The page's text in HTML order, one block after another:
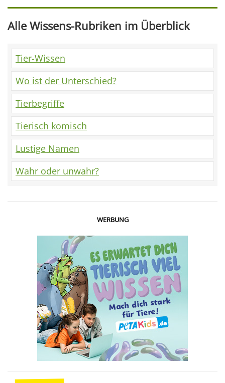
Alle Wissens-Rubriken im Überblick
Tier-Wissen
Wo ist der Unterschied?
Tierbegriffe
Tierisch komisch
Lustige Namen
Wahr oder unwahr?
WERBUNG